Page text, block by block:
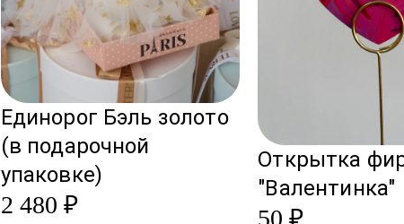
Единорог Бэль золото
(в подарочной
упаковке)
2 480 ₽
Открытка
"Валентинка"
50 ₽